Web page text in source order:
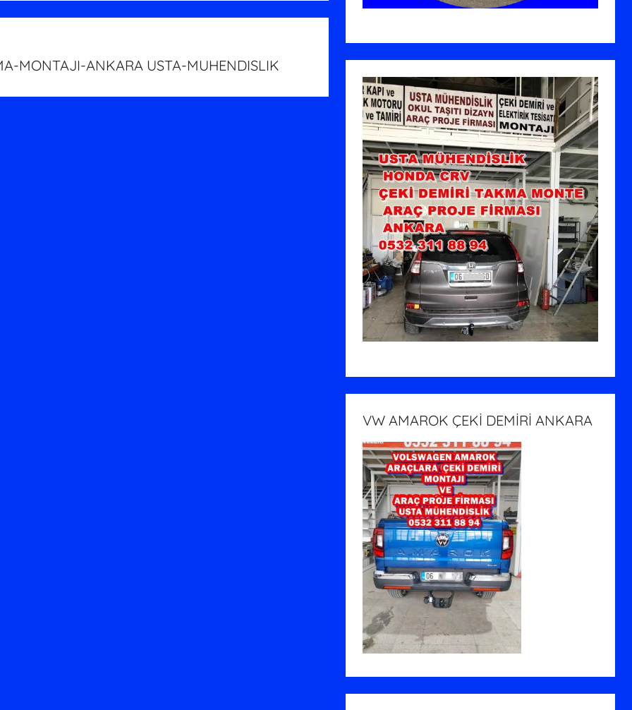
MONTAJI-ANKARA USTA-MUHENDISLIK
VW AMAROK ÇEKİ DEMİRİ ANKARA